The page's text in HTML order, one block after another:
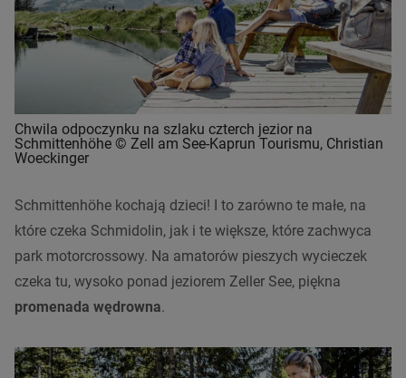
Chwila odpoczynku na szlaku czterch jezior na
Schmittenhöhe © Zell am See-Kaprun Tourismu, Christian
Woeckinger
Schmittenhöhe kochają dzieci! I to zarówno te małe, na
które czeka Schmidolin, jak i te większe, które zachwyca
park motorcrossowy. Na amatorów pieszych wycieczek
czeka tu, wysoko ponad jeziorem Zeller See, piękna
promenada wędrowna.